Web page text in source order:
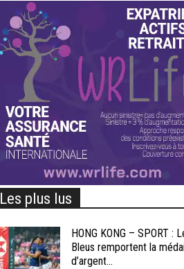
Les plus lus
HONG KONG – SPORT :
Bleus remportent la
d’argent...